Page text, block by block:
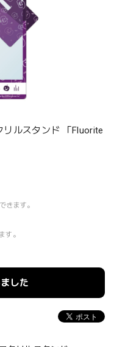
ルスタンド 「Fluorite
きます。
す。
した